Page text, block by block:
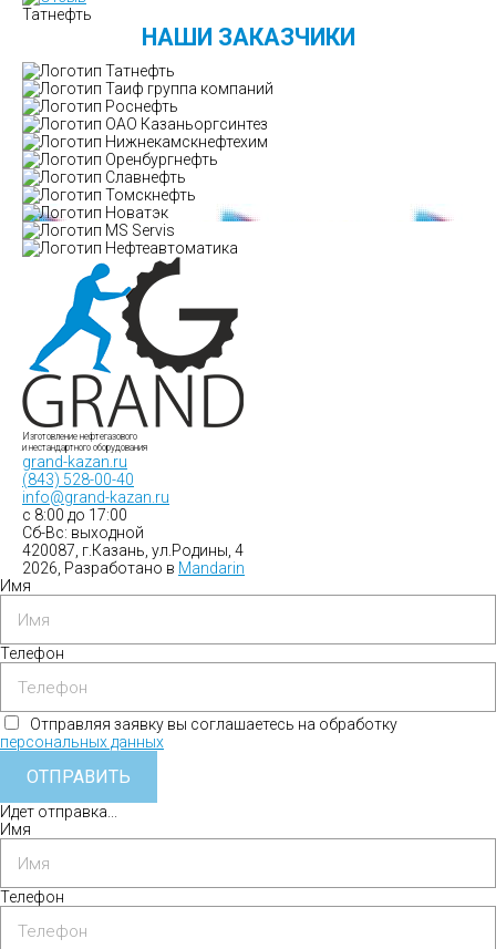
Татнефть
НАШИ ЗАКАЗЧИКИ
Изготовление нефтегазового
и нестандартного оборудования
grand-kazan.ru
(843) 528-00-40
info@grand-kazan.ru
с 8:00 до 17:00
Сб-Вс: выходной
420087, г.Казань, ул.Родины, 4
2026, Разработано в Mandarin
Имя
Телефон
Отправляя заявку вы соглашаетесь на обработку
персональных данных
ОТПРАВИТЬ
Идет отправка...
Имя
Телефон